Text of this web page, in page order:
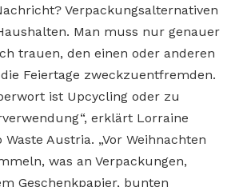
Verpackungsalternativen
Man muss nur genauer
trauen, den einen oder anderen
Feiertage zweckzuentfremden.
ist Upcycling oder zu
erklärt Lorraine
Waste Austria. „Vor Weihnachten
was an Verpackungen,
Geschenkpapier, bunten